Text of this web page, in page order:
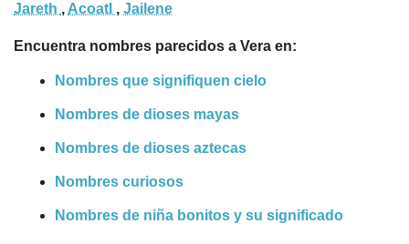
Jareth , Acoatl , Jailene
Encuentra nombres parecidos a Vera en:
Nombres que signifiquen cielo
Nombres de dioses mayas
Nombres de dioses aztecas
Nombres curiosos
Nombres de niña bonitos y su significado